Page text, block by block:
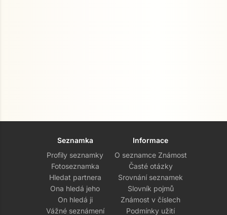
Seznamka
Profily seznamky
Fotoseznamka
Hledat partnera
Ona hledá jeho
On hledá ji
Vážné seznámení
Informace
O seznamce Známost
Časté otázky
Srovnání seznamek
Slovník pojmů
Známost v číslech
Podmínky užití